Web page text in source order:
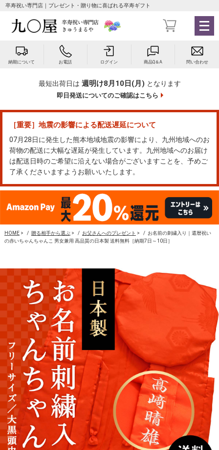
メ
ニ
ー
を
卒寿祝い専門店｜プレゼント・贈り物に喜ばれる卒寿ギフト
納期について お電話 ログイン 商品Q＆A 問い合わせ
最短出荷日は 週明け8月10日(月) となります
即日発送についてのご確認はこちら
［重要］地震の影響による配送遅延について
07月28日に発生した熊本地域地震の影響により、九州地域へのお
荷物の配送に大幅な遅延が発生しています。九州地域へのお届け
は配送日時のご希望に沿えない場合がございますことを、予めご
了承くださいますようお願いいたします。
HOME> 贈る相手から選ぶ> お父さんへのプレゼント >
お名前の刺繍入り｜還暦祝い
の赤いちゃんちゃんこ 男女兼用 高品質の日本製 送料無料［納期7日～10日］